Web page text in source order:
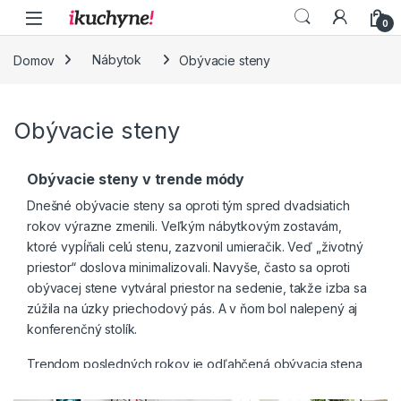
Skip to navigation
Skip to content
0
Domov Nábytok Obývacie steny
Obývacie steny
Obývacie steny v trende módy
Dnešné obývacie steny sa oproti tým spred dvadsiatich
rokov výrazne zmenili. Veľkým nábytkovým zostavám,
ktoré vypĺňali celú stenu, zazvonil umieračik. Veď „životný
priestor“ doslova minimalizovali. Navyše, často sa oproti
obývacej stene vytváral priestor na sedenie , takže izba sa
zúžila na úzky priechodový pás. A v ňom bol nalepený aj
konferenčný stolík.
Trendom posledných rokov je odľahčená obývacia stena